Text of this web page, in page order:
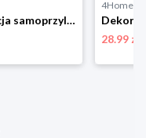
Dekoracja samoprzylepna Birds, 30 x 30 cm 4-Home
4Home
28.99 zł